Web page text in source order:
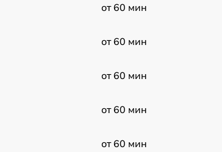
от 60 мин
от 60 мин
от 60 мин
от 60 мин
от 60 мин